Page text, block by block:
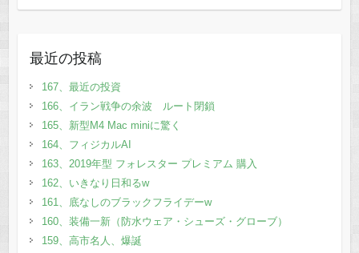
最近の投稿
167、最近の投資
166、イラン戦争の余波 ルート閉鎖
165、新型M4 Mac miniに驚く
164、フィジカルAI
163、2019年型 フォレスター プレミアム 購入
162、いきなり日和るw
161、底なしのブラックフライデーw
160、装備一新（防水ウェア・シューズ・グローブ）
159、高市名人、爆誕